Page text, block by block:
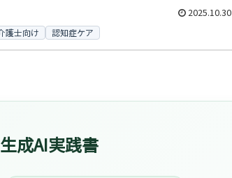
2025.10.30
護士向け 認知症ケア
成AI実践書